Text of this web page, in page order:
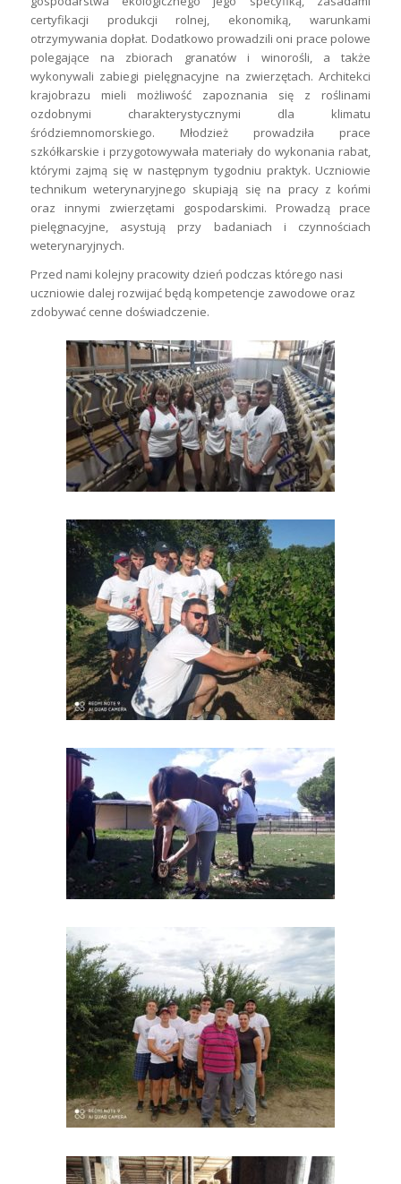
certyfikacji produkcji rolnej, ekonomiką, warunkami
otrzymywania dopłat. Dodatkowo prowadzili oni prace polowe
polegające na zbiorach granatów i winorośli, a także
wykonywali zabiegi pielęgnacyjne na zwierzętach. Architekci
krajobrazu mieli możliwość zapoznania się z roślinami
ozdobnymi charakterystycznymi dla klimatu
śródziemnomorskiego. Młodzież prowadziła prace
szkółkarskie i przygotowywała materiały do wykonania rabat,
którymi zajmą się w następnym tygodniu praktyk. Uczniowie
technikum weterynaryjnego skupiają się na pracy z końmi
oraz innymi zwierzętami gospodarskimi. Prowadzą prace
pielęgnacyjne, asystują przy badaniach i czynnościach
weterynaryjnych.
Przed nami kolejny pracowity dzień podczas którego nasi
uczniowie dalej rozwijać będą kompetencje zawodowe oraz
zdobywać cenne doświadczenie.